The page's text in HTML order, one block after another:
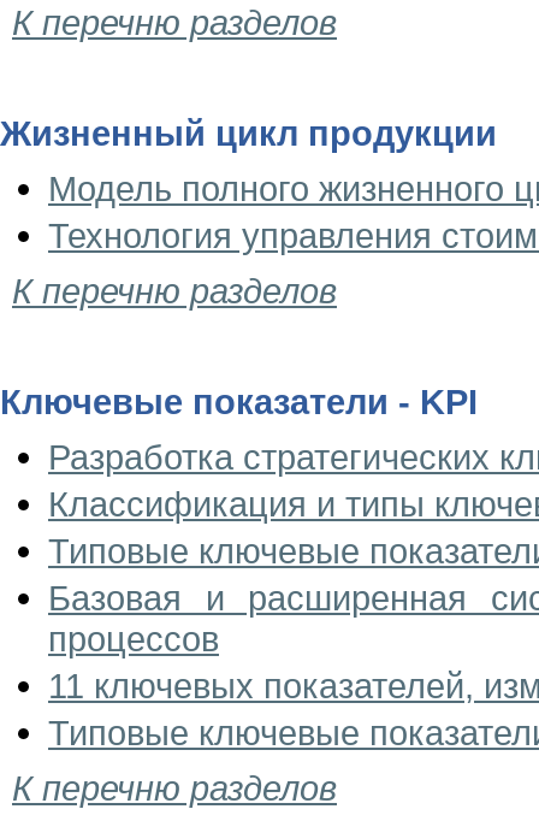
К перечню разделов
Жизненный цикл продукции
Модель полного жизненного
Технология управления
К перечню разделов
Ключевые показатели - KPI
Разработка стратегических
Классификация и типы
Типовые ключевые
Базовая и расширенная
процессов
11 ключевых показателей,
Типовые ключевые
К перечню разделов